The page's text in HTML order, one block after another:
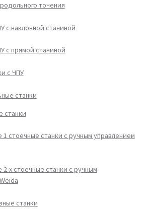
точения
с наклонной станиной
с прямой станиной
с ЧПУ
станки
станки
1 стоечные станки с ручным управлением
х стоечные станки с ручным
станки